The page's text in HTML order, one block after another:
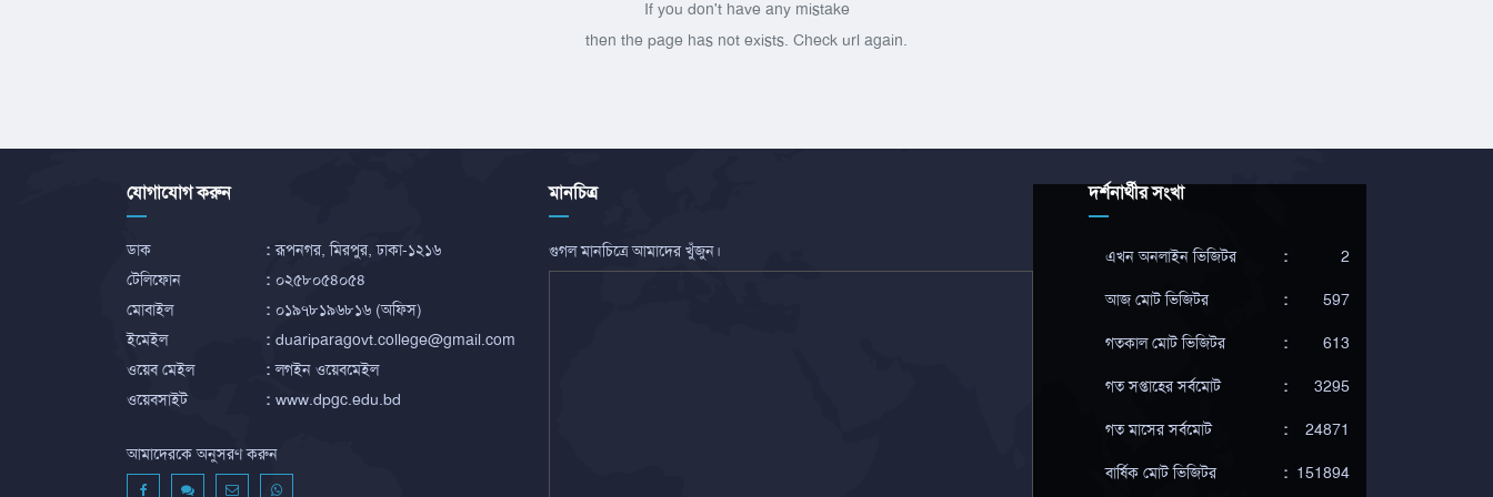
If you don't have any mistake
then the page has not exists. Check url again.
যোগাযোগ করুন
ডাক : রূপনগর, মিরপুর, ঢাকা-১২১৬
টেলিফোন
: ০২৫৮০৫৪০৫৪
মোবাইল
: ০১৯৭৮১৯৬৮১৬ (অফিস)
ইমেইল
: duariparagovt.college@gmail.com
ওয়েব মেইল
: লগইন ওয়েবমেইল
ওয়েবসাইট
: www.dpgc.edu.bd
আমাদেরকে অনুসরণ করুন
মানচিত্র
গুগল মানচিত্রে আমাদের খুঁজুন।
দর্শনার্থীর সংখা
এখন অনলাইন ভিজিটর : 2
আজ মোট ভিজিটর : 597
গতকাল মোট ভিজিটর : 613
গত সপ্তাহের সর্বমোট : 3295
গত মাসের সর্বমোট : 24871
বার্ষিক মোট ভিজিটর : 151894